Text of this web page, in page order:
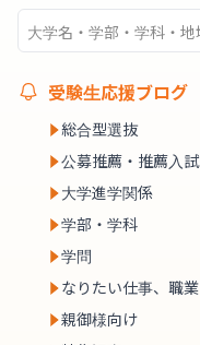
受験生応援ブログ
総合型選抜
公募推薦・推薦入試
大学進学関係
学部・学科
学問
なりたい仕事、職業
親御様向け